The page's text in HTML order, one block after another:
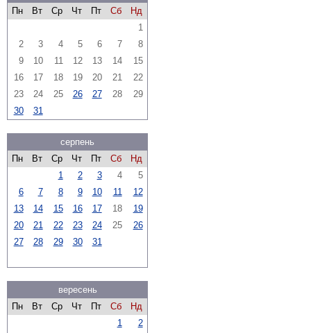
Пн
Вт Ср Чт Пт Сб
Нд
1
2
3 4 5 6 7
8
9
10 11 12 13 14
15
16
17 18 19 20 21
22
23
24 25 26 27 28
29
30
31
серпень
Пн
Вт Ср Чт Пт Сб
Нд
1
2 3 4
5
6
7 8 9 10 11
12
13
14 15 16 17 18
19
20
21 22 23 24 25
26
27
28 29 30 31
вересень
Пн
Вт Ср Чт Пт Сб
Нд
1
2